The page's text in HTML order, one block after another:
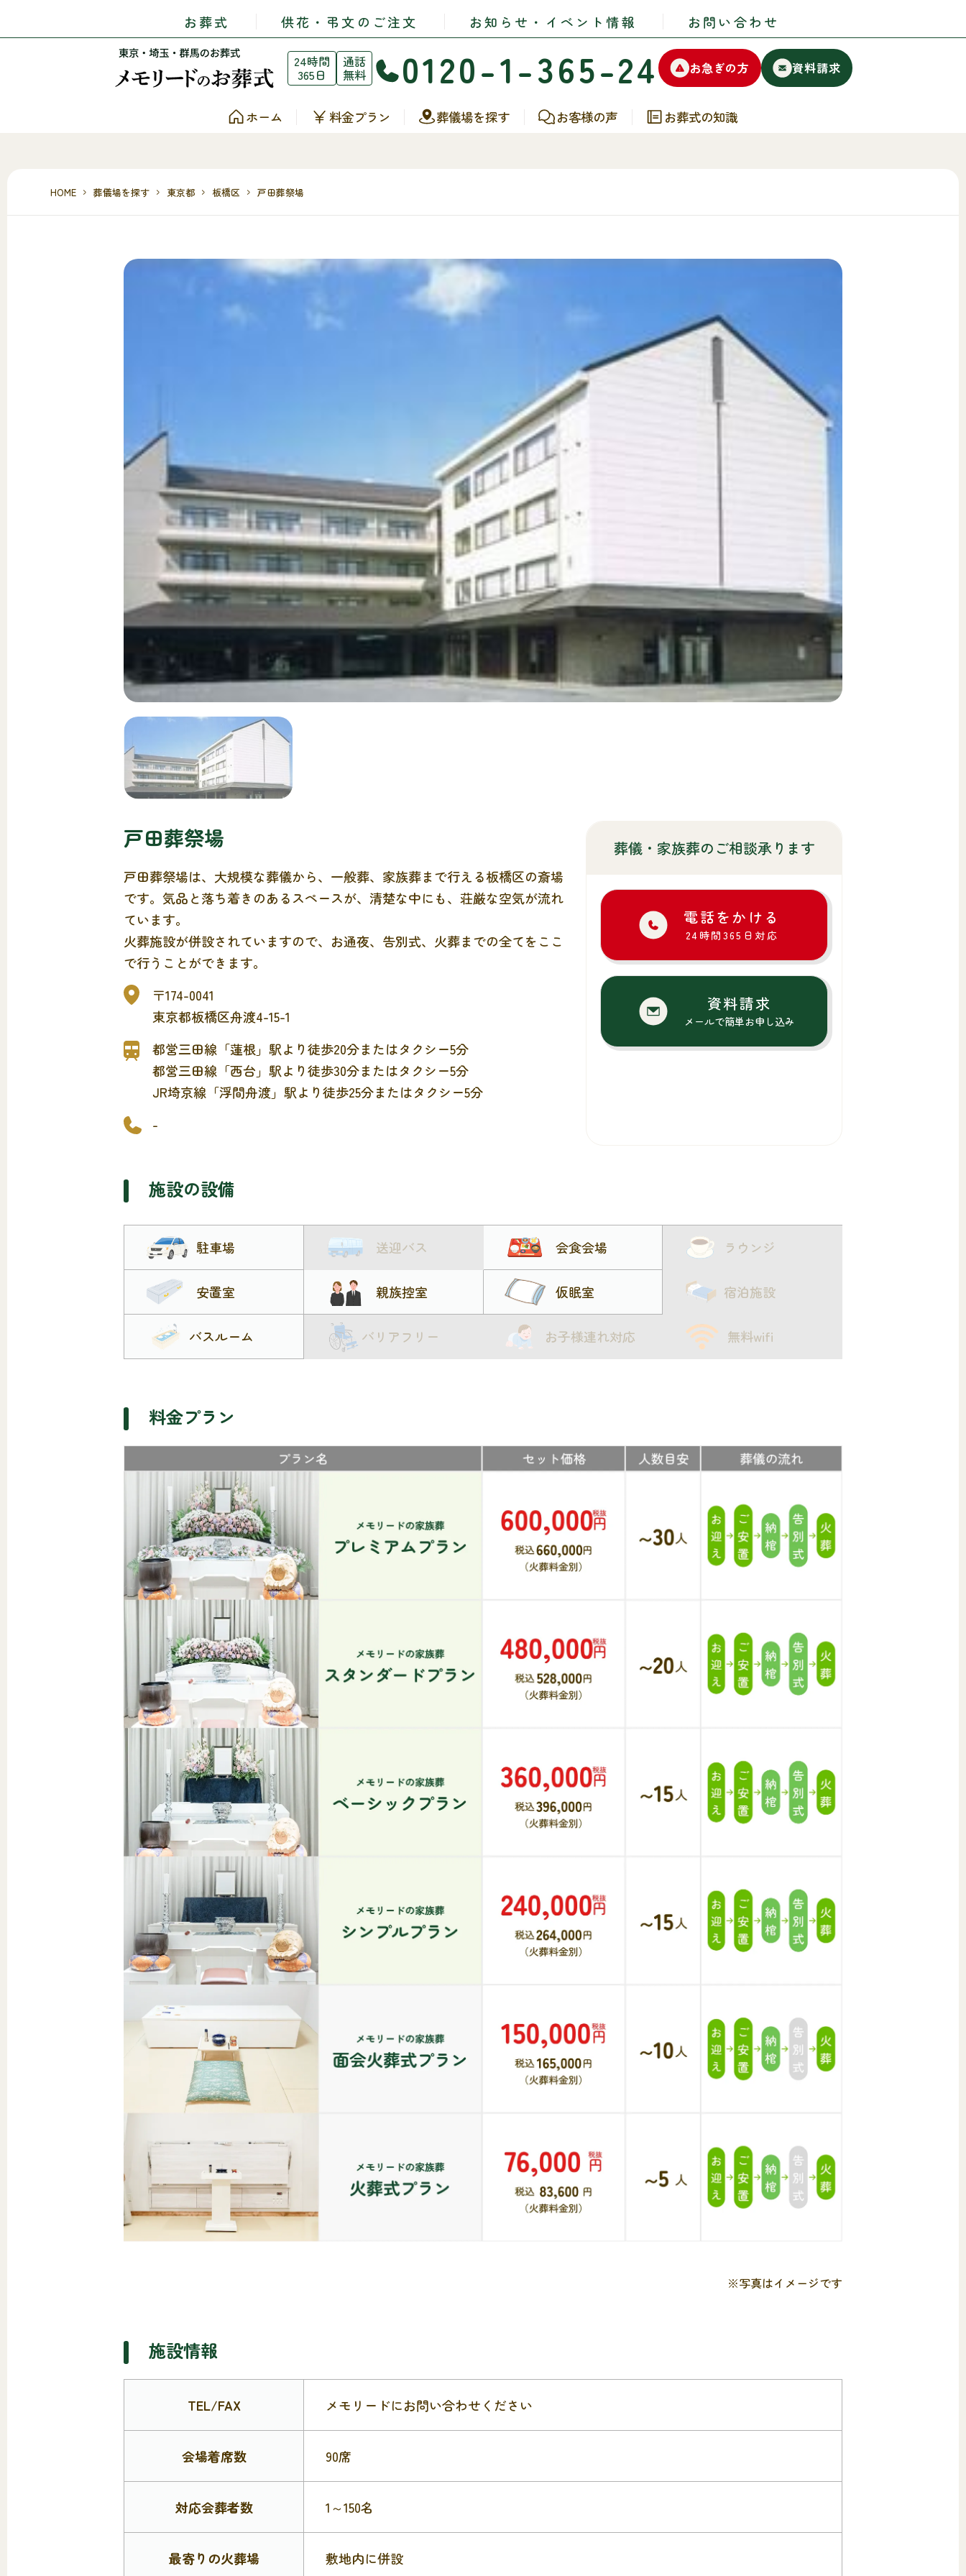
お葬式 供花・弔文のご注文 お知らせ・イベント情報 お問い合わせ
24時間
365日
通話
無料 0120-1-365-24 お急ぎの方 資料請求
ホーム 料金プラン 葬儀場を探す お客様の声 お葬式の知識
HOME 葬儀場を探す 東京都 板橋区 戸田葬祭場
戸田葬祭場
戸田葬祭場は、大規模な葬儀から、一般葬、家族葬まで行える板橋区の斎場
です。気品と落ち着きのあるスペースが、清楚な中にも、荘厳な空気が流れ
ています。
火葬施設が併設されていますので、お通夜、告別式、火葬までの全てをここ
で行うことができます。
〒174-0041
東京都板橋区舟渡4-15-1
都営三田線「蓮根」駅より徒歩20分またはタクシー5分
都営三田線「西台」駅より徒歩30分またはタクシー5分
JR埼京線「浮間舟渡」駅より徒歩25分またはタクシー5分
-
葬儀・家族葬のご相談承ります
電話をかける
24時間365日対応
資料請求
メールで簡単お申し込み
施設の設備
駐車場 送迎バス 会食会場 ラウンジ
安置室 親族控室 仮眠室 宿泊施設
バスルーム バリアフリー お子様連れ対応 無料wifi
料金プラン
※写真はイメージです
施設情報
TEL/FAX メモリードにお問い合わせください
会場着席数 90席
対応会葬者数 1～150名
最寄りの火葬場 敷地内に併設